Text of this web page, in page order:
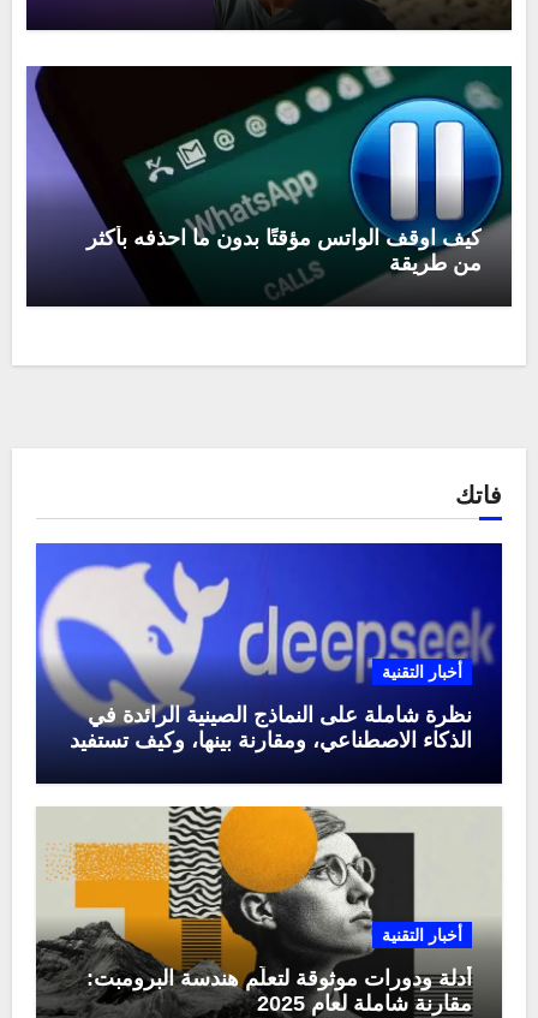
كيف اوقف الواتس مؤقتًا بدون ما احذفه بأكثر
من طريقة
فاتك
أخبار التقنية
نظرة شاملة على النماذج الصينية الرائدة في
الذكاء الاصطناعي، ومقارنة بينها، وكيف تستفيد
أخبار التقنية
أدلة ودورات موثوقة لتعلّم هندسة البرومبت:
مقارنة شاملة لعام 2025